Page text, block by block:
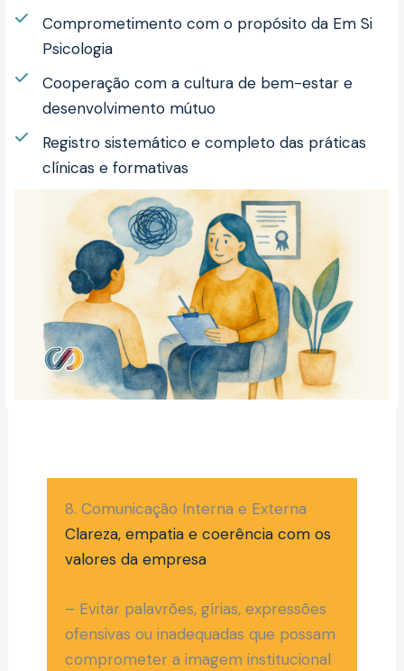
Comprometimento com o propósito da Em Si
Psicologia
Cooperação com a cultura de bem-estar e
desenvolvimento mútuo
Registro sistemático e completo das práticas
clínicas e formativas
8. Comunicação Interna e Externa
Clareza, empatia e coerência com os
valores da empresa
– Evitar palavrões, gírias, expressões
ofensivas ou inadequadas que possam
comprometer a imagem institucional